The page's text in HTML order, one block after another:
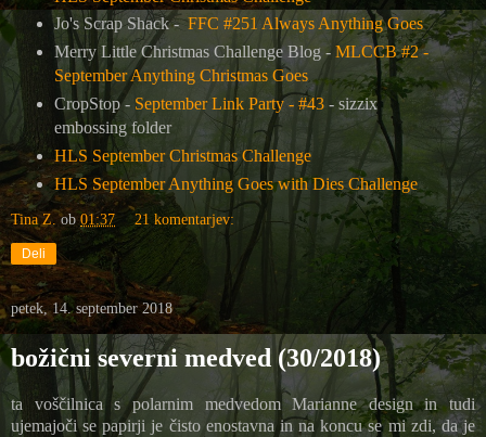
Jo's Scrap Shack - FFC #251 Always Anything Goes
Merry Little Christmas Challenge Blog - MLCCB #2 -
September Anything Christmas Goes
CropStop - September Link Party - #43- sizzix
embossing folder
HLS September Christmas Challenge
HLS September Anything Goes with Dies Challenge
Tina Z. ob01:37 21 komentarjev:
Deli
petek, 14. september 2018
božični severni medved (30/2018)
ta voščilnica s polarnim medvedom Marianne design in tudi
ujemajoči se papirji je čisto enostavna in na koncu se mi zdi, da je